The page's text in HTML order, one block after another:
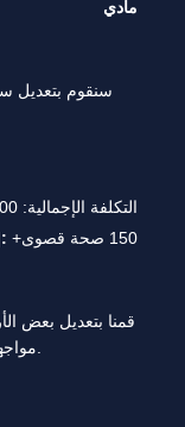
مادي
سنقوم بتعديل
التكلفة الإجمالية: 2500ذ ←
+150 صحة قصوى
قمنا بتعديل بعض